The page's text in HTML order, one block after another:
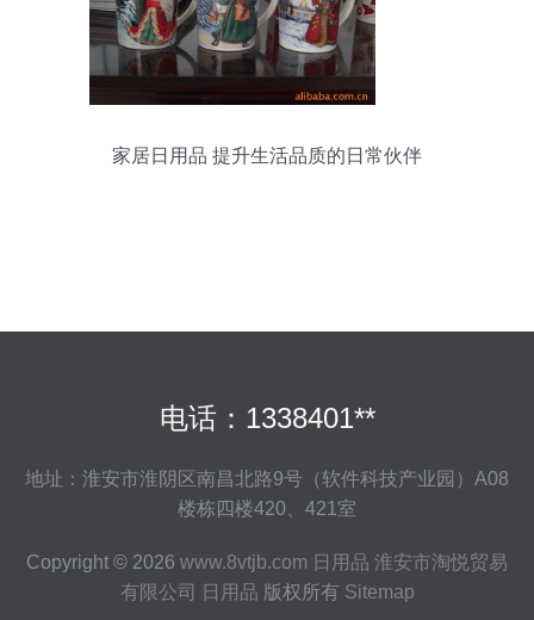
家居日用品 提升生活品质的日常伙伴
电话：1338401**
地址：淮安市淮阴区南昌北路9号（软件科技产业园）A08
楼栋四楼420、421室
Copyright © 2026 www.8vtjb.com 日用品 淮安市淘悦贸易
有限公司
日用品 版权所有 Sitemap